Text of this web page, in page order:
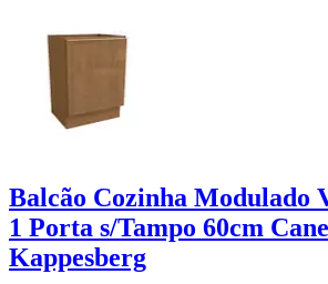
Balcão Cozinha Modulado
1 Porta s/Tampo 60cm
Kappesberg